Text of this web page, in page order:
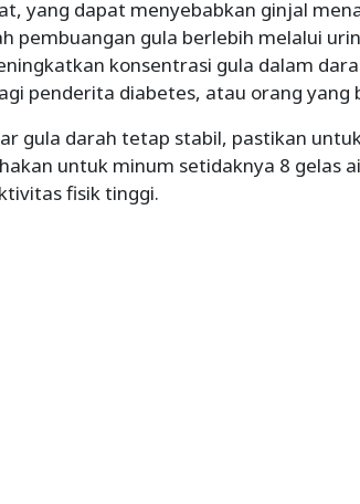
yang dapat menyebabkan ginjal
pembuangan gula berlebih melalui
konsentrasi gula dalam
penderita diabetes, atau orang yang
gula darah tetap stabil, pastikan
untuk minum setidaknya 8 gelas
fisik tinggi.